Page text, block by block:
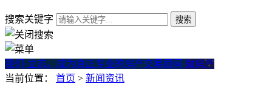
搜索关键字
我们·立志。成为真正专业的房产交易顾问 微房产
当前位置： 首页 > 新闻资讯